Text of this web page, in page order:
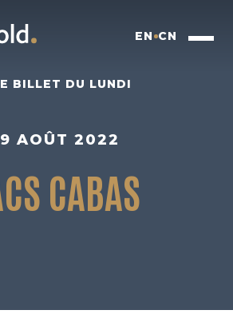
EN CN
BRANDING
BILLET DU LUNDI
AOÛT 2022
CABAS